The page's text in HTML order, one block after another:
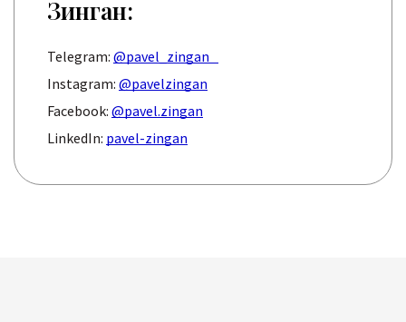
Зинган:
Telegram: @pavel_zingan
Instagram: @pavelzingan
Facebook: @pavel.zingan
LinkedIn: pavel-zingan